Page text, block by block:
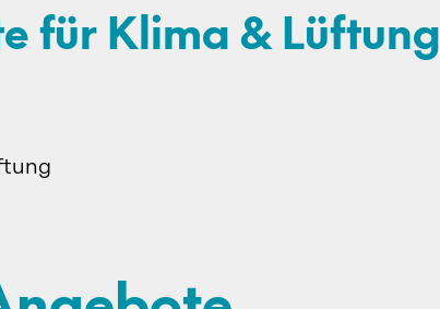
für Klima & Lüftung